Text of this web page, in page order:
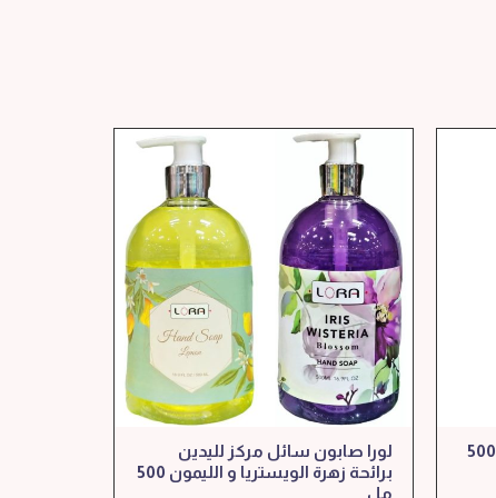
بف باف مبيد الصراصير و النمل 500
لورا صابون سائل مركز لليدين
برائحة زهرة الويستريا و الليمون 500
مل